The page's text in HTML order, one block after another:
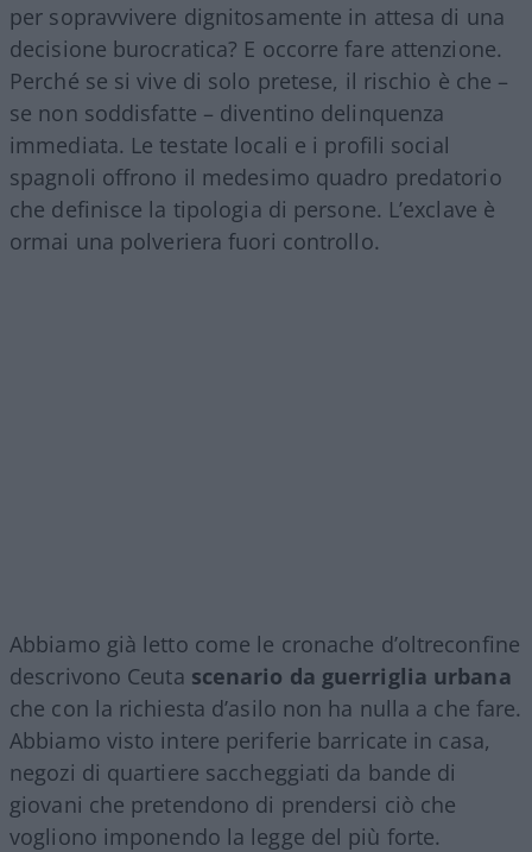
per sopravvivere dignitosamente in attesa di una
decisione burocratica? E occorre fare attenzione.
Perché se si vive di solo pretese, il rischio è che –
se non soddisfatte – diventino delinquenza
immediata. Le testate locali e i profili social
spagnoli offrono il medesimo quadro predatorio
che definisce la tipologia di persone. L’exclave è
ormai una polveriera fuori controllo.
Abbiamo già letto come le cronache d’oltreconfine
descrivono Ceuta scenario da guerriglia urbana
che con la richiesta d’asilo non ha nulla a che fare.
Abbiamo visto intere periferie barricate in casa,
negozi di quartiere saccheggiati da bande di
giovani che pretendono di prendersi ciò che
vogliono imponendo la legge del più forte.